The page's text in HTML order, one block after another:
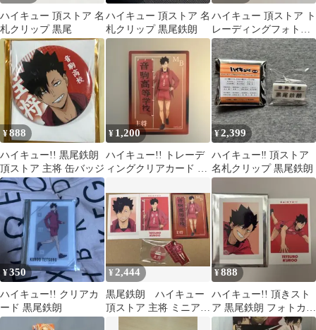
ハイキュー 頂ストア 名
札クリップ 黒尾
ハイキュー 頂ストア 名
札クリップ 黒尾鉄朗
ハイキュー 頂ストア ト
レーディングフォトカ
ード 黒尾 鉄朗
¥888
ハイキュー!! 黒尾鉄朗
頂ストア 主将 缶バッジ
¥ 1,200
ハイキュー!! トレーデ
ィングクリアカード 主
¥2,399
ハイキュー‼︎ 頂ストア
名札クリップ 黒尾鉄朗
¥350
ハイキュー!! クリアカ
ード 黒尾鉄朗
¥ 2,444
黒尾鉄朗 ハイキュー
頂ストア 主将 ミニアク
¥888
ハイキュー!! 頂きスト
ア 黒尾鉄朗 フォトカー
ド クリアカード